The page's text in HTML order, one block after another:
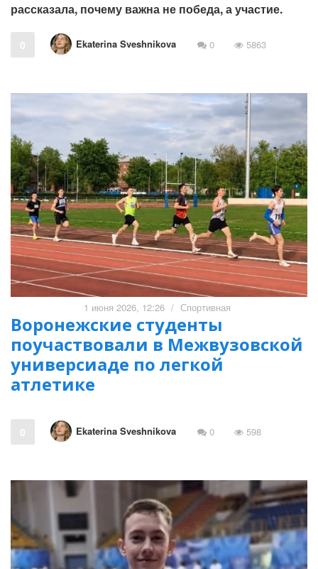
рассказала, почему важна не победа, а участие.
0 Ekaterina Sveshnikova 0 5863
1 июня 2026, 12:26 / Спортивная
Воронежские студенты
поучаствовали в Межвузовской
универсиаде по легкой
атлетике
0 Ekaterina Sveshnikova 0 598